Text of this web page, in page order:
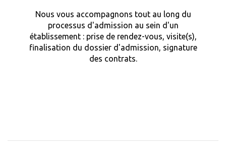
Nous vous accompagnons tout au long du
processus d'admission au sein d'un
établissement : prise de rendez-vous, visite(s),
finalisation du dossier d'admission, signature
des contrats.